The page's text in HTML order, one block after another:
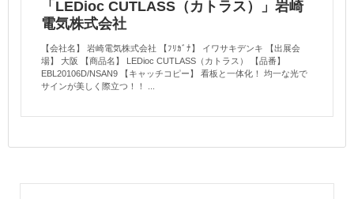
「LEDioc CUTLASS（カトラス）」岩崎
電気株式会社
【会社名】 岩崎電気株式会社 【ﾌﾘｶﾞﾅ】 イワサキデンキ 【出展会
場】 大阪 【商品名】 LEDioc CUTLASS（カトラス） 【品番】
EBL20106D/NSAN9 【キャッチコピー】 看板と一体化！ 均一な光で
サインが美しく際立つ！！ ...